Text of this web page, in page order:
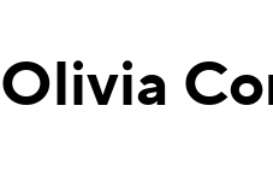
Olivia